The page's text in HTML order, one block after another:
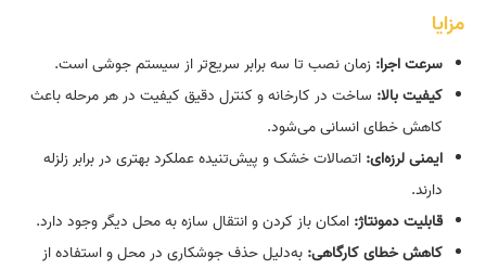
مزایا
سرعت اجرا: زمان نصب تا سه برابر سریع‌تر از سیستم جوشی است.
کیفیت بالا: ساخت در کارخانه و کنترل دقیق کیفیت در هر مرحله باعث
کاهش خطای انسانی می‌شود.
ایمنی لرزه‌ای: اتصالات خشک و پیش‌تنیده عملکرد بهتری در برابر زلزله
دارند.
قابلیت دمونتاژ: امکان باز کردن و انتقال سازه به محل دیگر وجود دارد.
کاهش خطای کارگاهی: به‌دلیل حذف جوشکاری در محل و استفاده از